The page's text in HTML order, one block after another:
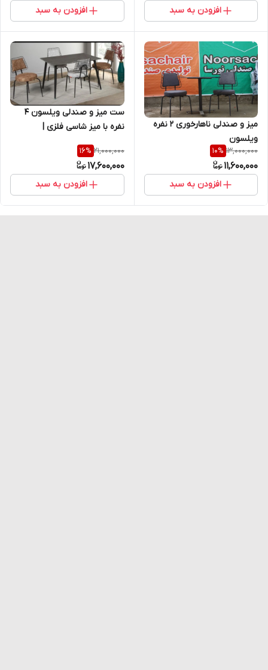
افزودن به سبد افزودن به سبد
میز و صندلی ناهارخوری 2 نفره
ویلسون
13,000,000
10%
11,600,000
افزودن به سبد
ست میز و صندلی ویلسون ۴
نفره با میز شاسی فلزی |
21,000,000
16%
17,600,000
افزودن به سبد